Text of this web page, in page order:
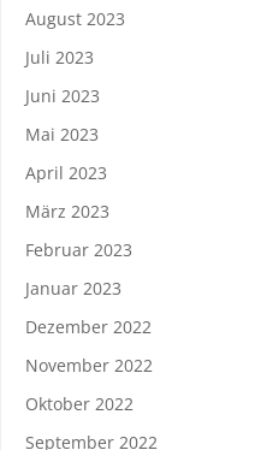
August 2023
Juli 2023
Juni 2023
Mai 2023
April 2023
März 2023
Februar 2023
Januar 2023
Dezember 2022
November 2022
Oktober 2022
September 2022